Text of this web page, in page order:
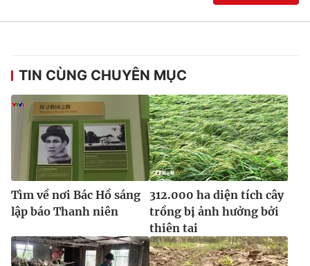
TIN CÙNG CHUYÊN MỤC
Tìm về nơi Bác Hồ sáng
lập báo Thanh niên
312.000 ha diện tích cây
trồng bị ảnh hưởng bởi
thiên tai